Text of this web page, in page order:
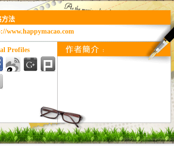
方法
www.happymacao.com
Profiles